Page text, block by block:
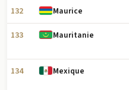
132 Maurice
133 Mauritanie
134 Mexique